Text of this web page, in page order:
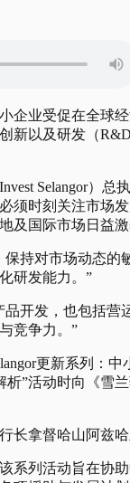
企业受促在全球
新以及研发（
Selangor）总
须时刻关注市场
及国际市场日益激
保持对市场动态的
研发能力。”
开发，也包括营
竞争力。”
更新系列：
析”活动时向《雪
长拿督哈山阿兹哈
系列活动旨在协